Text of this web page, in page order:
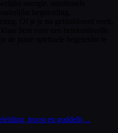
troost en goddelij…